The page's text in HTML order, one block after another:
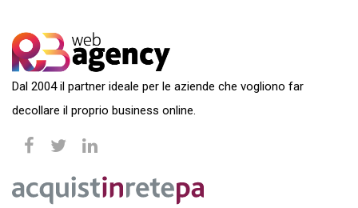
Dal 2004 il partner ideale per le aziende che vogliono far
decollare il proprio business online.